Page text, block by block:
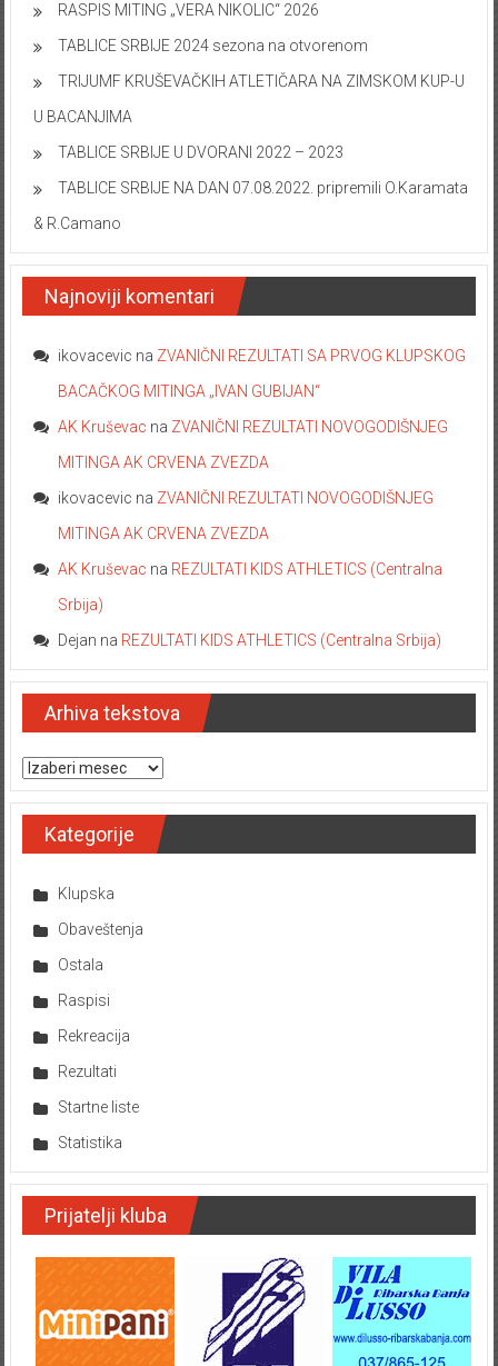
RASPIS MITING „VERA NIKOLIC“ 2026
TABLICE SRBIJE 2024 sezona na otvorenom
TRIJUMF KRUŠEVAČKIH ATLETIČARA NA ZIMSKOM KUP-U
U BACANJIMA
TABLICE SRBIJE U DVORANI 2022 – 2023
TABLICE SRBIJE NA DAN 07.08.2022. pripremili O.Karamata
& R.Camano
Najnoviji komentari
ikovacevic na ZVANIČNI REZULTATI SA PRVOG KLUPSKOG
BACAČKOG MITINGA „IVAN GUBIJAN“
AK Kruševac na ZVANIČNI REZULTATI NOVOGODIŠNJEG
MITINGA AK CRVENA ZVEZDA
ikovacevic na ZVANIČNI REZULTATI NOVOGODIŠNJEG
MITINGA AK CRVENA ZVEZDA
AK Kruševac na REZULTATI KIDS ATHLETICS (Centralna
Srbija)
Dejan na REZULTATI KIDS ATHLETICS (Centralna Srbija)
Arhiva tekstova
Arhiva tekstova
Kategorije
Klupska
Obaveštenja
Ostala
Raspisi
Rekreacija
Rezultati
Startne liste
Statistika
Prijatelji kluba